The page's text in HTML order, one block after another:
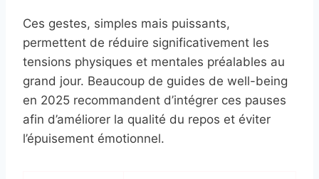
Ces gestes, simples mais puissants,
permettent de réduire significativement les
tensions physiques et mentales préalables au
grand jour. Beaucoup de guides de well-being
en 2025 recommandent d’intégrer ces pauses
afin d’améliorer la qualité du repos et éviter
l’épuisement émotionnel.